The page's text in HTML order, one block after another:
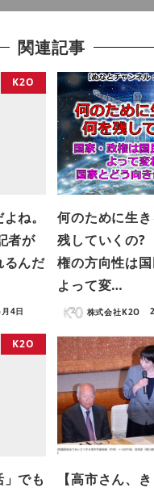
関連記事
K2O
ね。
者が
るんだ
4日
何のために生
残していくの
権の方向性は
よって変…
株式会社K2O
K2O
でも
【高市さん、